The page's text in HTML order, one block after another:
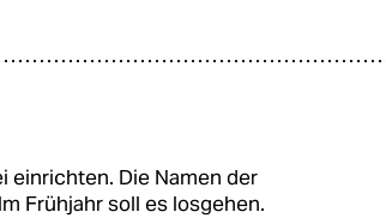
einrichten. Die Namen der
Frühjahr soll es losgehen.